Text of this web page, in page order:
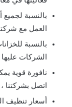
بالنسبة لجميع
العمل مع
بالنسبة
الشركات عليها
نافورة قوية
اتصل
أسعار تنظيف